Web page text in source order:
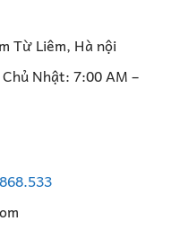
Từ Liêm, Hà nội
Nhật: 7:00 AM –